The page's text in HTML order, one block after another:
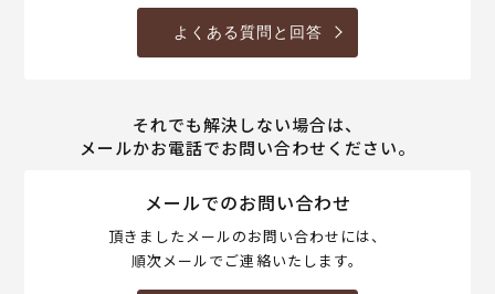
よくある質問と回答
それでも解決しない場合は、
メールかお電話でお問い合わせください。
メールでのお問い合わせ
頂きましたメールのお問い合わせには、
順次メールでご連絡いたします。